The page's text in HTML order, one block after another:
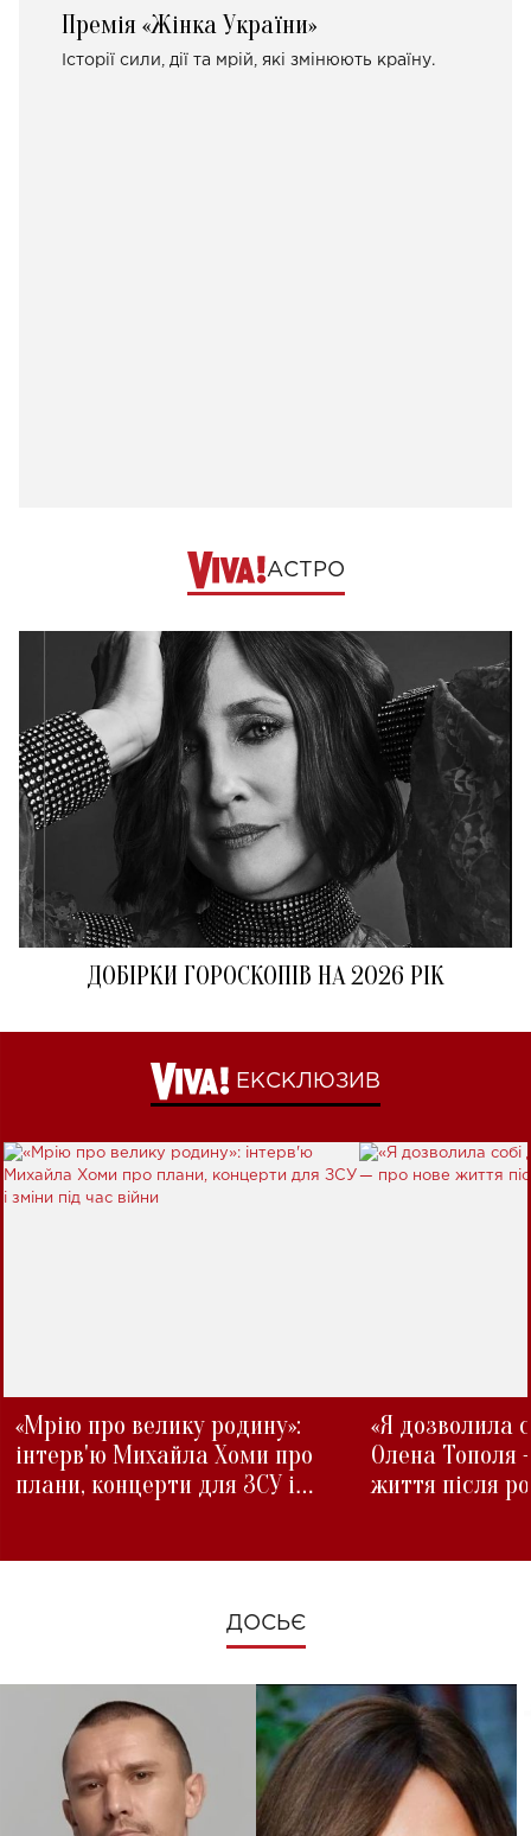
Премія «Жінка України»
Історії сили, дії та мрій, які змінюють країну.
АСТРО
ДОБІРКИ ГОРОСКОПІВ НА 2026 РІК
ЕКСКЛЮЗИВ
«Мрію про велику родину»:
інтерв'ю Михайла Хоми про
плани, концерти для ЗСУ і
«Я дозволила
Олена Тополя
життя після
ДОСЬЄ